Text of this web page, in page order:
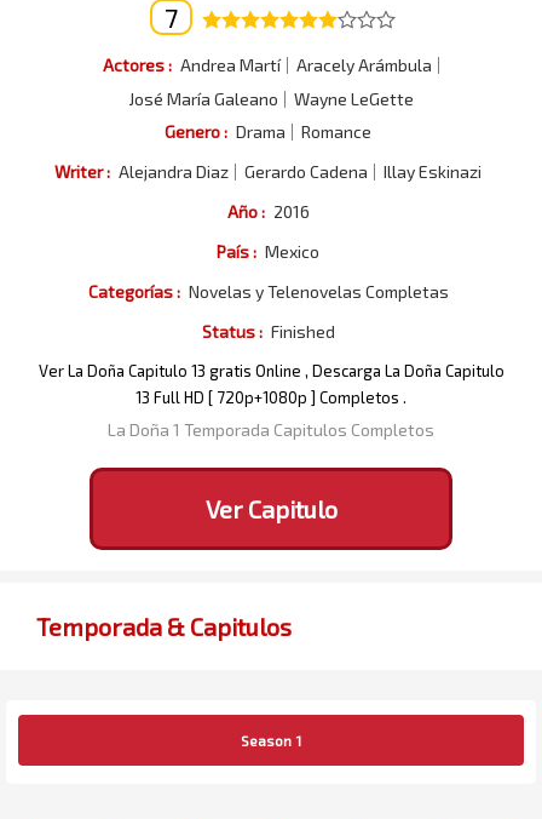
7
Actores : Andrea Martí
Aracely Arámbula
José María Galeano
Wayne LeGette
Genero : Drama
Romance
Writer : Alejandra Diaz Gerardo Cadena
Illay Eskinazi
Año : 2016
País : Mexico
Categorías : Novelas y Telenovelas Completas
Status : Finished
Ver La Doña Capitulo 13 gratis Online , Descarga La Doña Capitulo
13 Full HD [ 720p+1080p ] Completos .
La Doña 1 Temporada Capitulos Completos
Ver Capitulo
Temporada & Capitulos
Season 1